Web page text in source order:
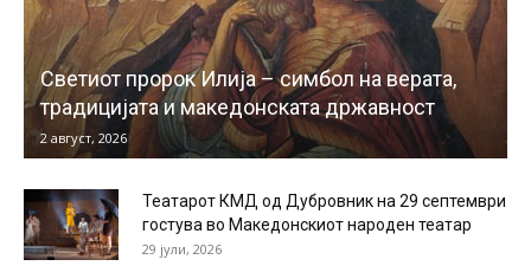
Светиот пророк Илија – симбол на верата,
традицијата и македонската државност
2 август, 2026
Театарот КМД од Дубровник на 29 септември
гостува во Македонскиот народен театар
29 јули, 2026